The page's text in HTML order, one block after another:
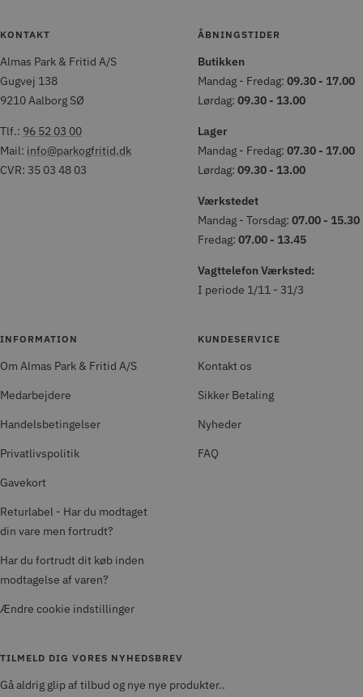
KONTAKT
Almas Park & Fritid A/S
Gugvej 138
9210 Aalborg SØ
Tlf.: 96 52 03 00
Mail: info@parkogfritid.dk
CVR: 35 03 48 03
ÅBNINGSTIDER
Butikken
Mandag - Fredag: 09.30 - 17.00
Lørdag: 09.30 - 13.00
Lager
Mandag - Fredag: 07.30 - 17.00
Lørdag: 09.30 - 13.00
Værkstedet
Mandag - Torsdag: 07.00 - 15.30
Fredag: 07.00 - 13.45
Vagttelefon Værksted:
I periode 1/11 - 31/3
INFORMATION
Om Almas Park & Fritid A/S
Medarbejdere
Handelsbetingelser
Privatlivspolitik
Gavekort
Returlabel - Har du modtaget
din vare men fortrudt?
Har du fortrudt dit køb inden
modtagelse af varen?
Ændre cookie indstillinger
KUNDESERVICE
Kontakt os
Sikker Betaling
Nyheder
FAQ
TILMELD DIG VORES NYHEDSBREV
Gå aldrig glip af tilbud og nye nye produkter..